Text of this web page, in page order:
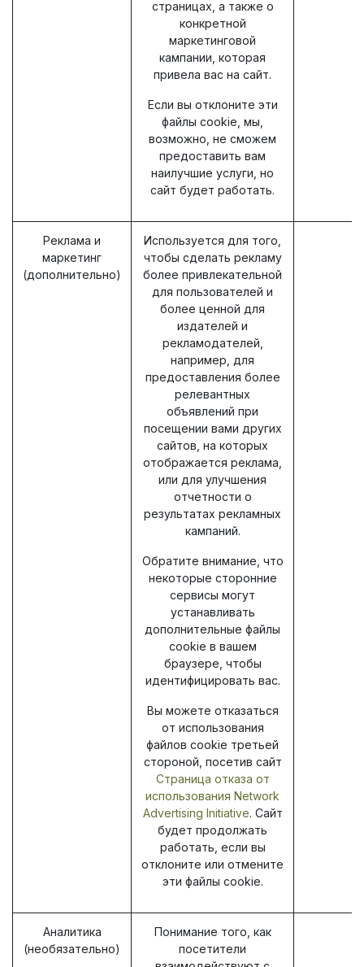
страницах, а также о
конкретной
маркетинговой
кампании, которая
привела вас на сайт.
Если вы отклоните эти
файлы cookie, мы,
возможно, не сможем
предоставить вам
наилучшие услуги, но
сайт будет работать.
Реклама и
маркетинг
(дополнительно)
Используется для того,
чтобы сделать рекламу
более привлекательной
для пользователей и
более ценной для
издателей и
рекламодателей,
например, для
предоставления более
релевантных
объявлений при
посещении вами других
сайтов, на которых
отображается реклама,
или для улучшения
отчетности о
результатах рекламных
кампаний.
Обратите внимание, что
некоторые сторонние
сервисы могут
устанавливать
дополнительные файлы
cookie в вашем
браузере, чтобы
идентифицировать вас.
Вы можете отказаться
от использования
файлов cookie третьей
стороной, посетив сайт
Страница отказа от
использования Network
Advertising Initiative. Сайт
будет продолжать
работать, если вы
отклоните или отмените
эти файлы cookie.
Аналитика
(необязательно)
Понимание того, как
посетители